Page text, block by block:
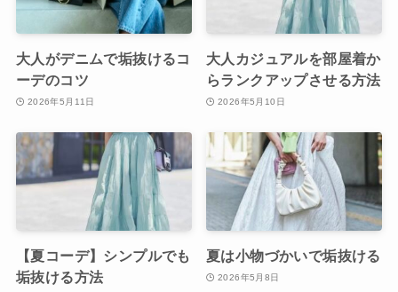
大人がデニムで垢抜けるコ
ーデのコツ
2026年5月11日
大人カジュアルを部屋着か
らランクアップさせる方法
2026年5月10日
【夏コーデ】シンプルでも
垢抜ける方法
夏は小物づかいで垢抜ける
2026年5月8日